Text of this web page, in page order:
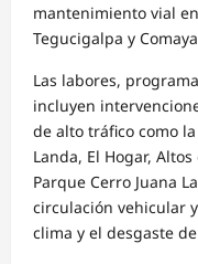
mantenimiento vial
Tegucigalpa y
Las labores,
incluyen
de alto tráfico como
Landa, El Hogar,
Parque Cerro Juana
circulación vehicular
clima y el desgaste